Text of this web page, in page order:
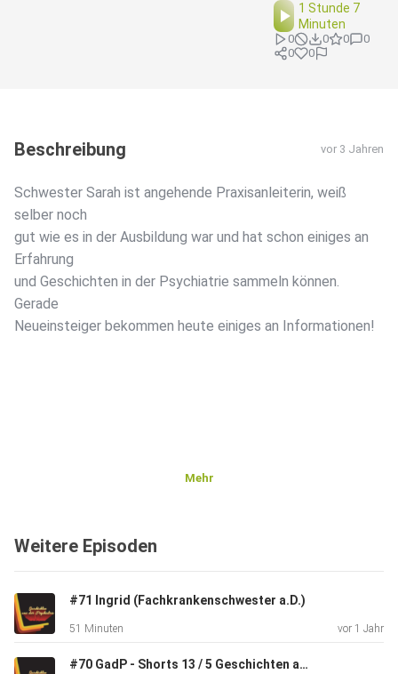
1 Stunde 7
Minuten
0 0 0
0
0
0
Beschreibung vor 3 Jahren
Schwester Sarah ist angehende Praxisanleiterin, weiß
selber noch
gut wie es in der Ausbildung war und hat schon einiges an
Erfahrung
und Geschichten in der Psychiatrie sammeln können.
Gerade
Neueinsteiger bekommen heute einiges an Informationen!
Mehr
Weitere Episoden
#71 Ingrid (Fachkrankenschwester a.D.)
51 Minuten vor 1 Jahr
#70 GadP - Shorts 13 / 5 Geschichten aus einer geschlossenen Station